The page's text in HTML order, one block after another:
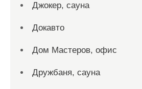
Джокер, сауна
Докавто
Дом Мастеров, офис
Дружбаня, сауна